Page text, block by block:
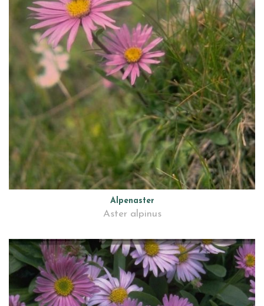
Alpenaster
Aster alpinus